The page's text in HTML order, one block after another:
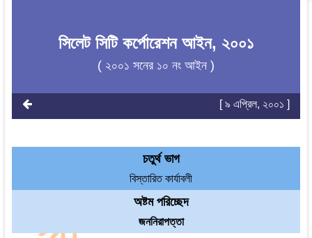
সিলেট সিটি কর্পোরেশন আইন, ২০০১
( ২০০১ সনের ১০ নং আইন )
[ ৯ এপ্রিল, ২০০১ ]
চতুর্থ ভাগ
বিস্তারিত কার্যাবলী
অষ্টম পরিচ্ছেদ
জননিরাপত্তা